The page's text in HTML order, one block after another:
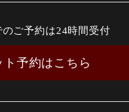
ご予約は24時間受付
ト予約はこちら